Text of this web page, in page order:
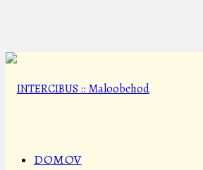
DOMOV